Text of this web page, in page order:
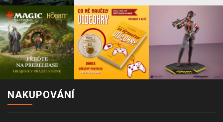
NAKUPOVÁNÍ